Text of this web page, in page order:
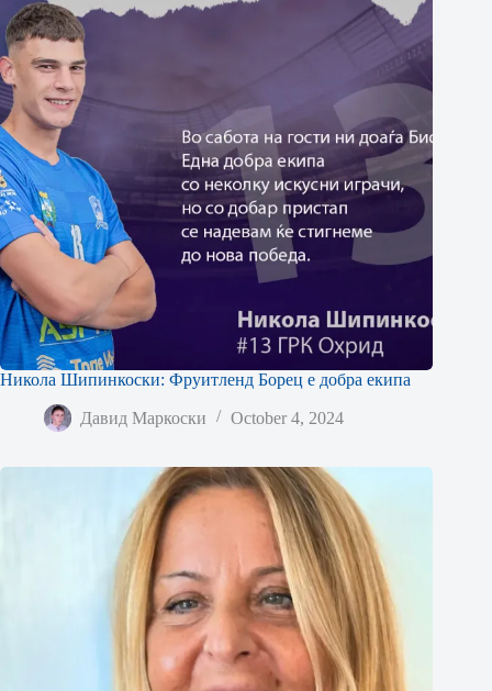
Никола Шипинкоски: Фруитленд Борец е добра екипа
Давид Маркоски October 4, 2024